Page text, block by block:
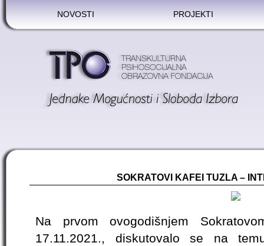
NOVOSTI PROJEKTI
SOKRATOVI KAFEI TUZLA –
Na prvom ovogodišnjem
17.11.2021., diskutovalo se na